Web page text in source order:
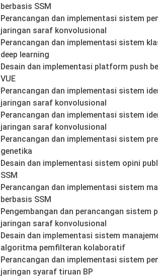
berbasis SSM
Perancangan dan implementasi sistem
jaringan saraf konvolusional
Perancangan dan implementasi sistem
deep learning
Desain dan implementasi platform push
VUE
Perancangan dan implementasi sistem
jaringan saraf konvolusional
Perancangan dan implementasi sistem
jaringan saraf konvolusional
Perancangan dan implementasi sistem
genetika
Desain dan implementasi sistem opini
SSM
Perancangan dan implementasi sistem
berbasis SSM
Pengembangan dan perancangan sistem
jaringan saraf konvolusional
Desain dan implementasi sistem
algoritma pemfilteran kolaboratif
Perancangan dan implementasi sistem
jaringan syaraf tiruan BP